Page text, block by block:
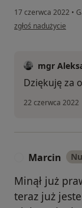
17 czerwca 2022 •
w opinii użytkownika
zgłoś nadużycie
mgr
Dziękuję za
22 czerwca 2022
Marcin
Minął już
teraz już